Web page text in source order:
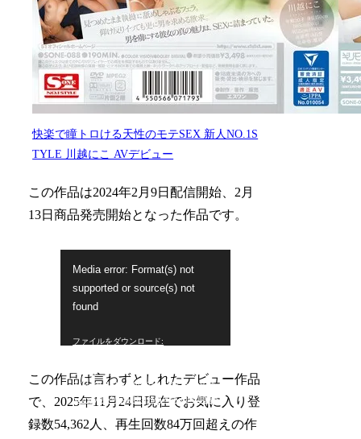
快楽で瞳トロける天性のモテSEX 新人NO.1S
TYLE 川越にこ AVデビュー
この作品は2024年2月9日配信開始、2月
13日商品発売開始となった作品です。
プ
ー
ヤ
ー
Media error: Format(s) not
supported or source(s) not
found
ファイルをダウンロード:
84f4p9H3SLaAVm67eA745CipjYuBVA
gZmgyUckVn4MUrSyMq/sone00088mh
この作品は言わずとしれたデビュー作品
で、2025年11月24日現在でお気に入り登
録数54,362人、再生回数84万回超えの作